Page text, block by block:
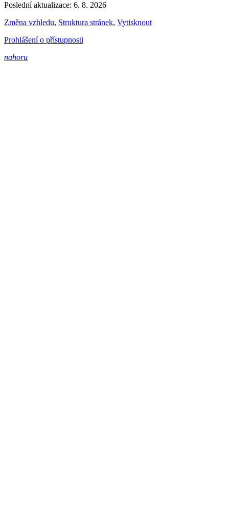
Poslední aktualizace: 6. 8. 2026
Změna vzhledu, Struktura stránek, Vytisknout
Prohlášení o přístupnosti
nahoru